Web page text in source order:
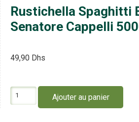
Rustichella Spaghitti
Senatore Cappelli
49,90 Dhs
Rustichella
Ajouter au panier